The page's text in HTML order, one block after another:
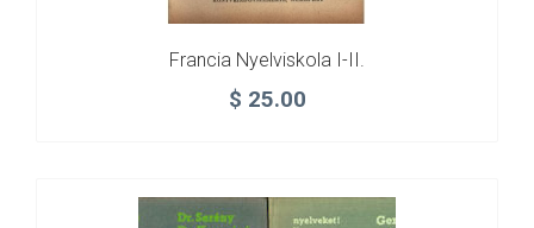
Francia Nyelviskola I-II.
$ 25.00